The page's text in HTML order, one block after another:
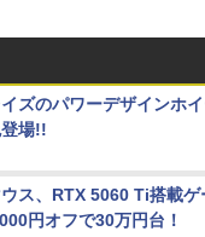
イズのパワーデザインホ
場!!
ス、RTX 5060 Ti搭載
円オフで30万円台！